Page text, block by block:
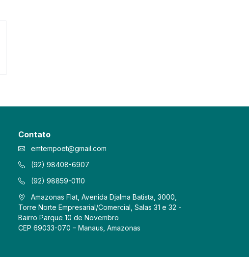
Contato
emtempoet@gmail.com
(92) 98408-6907
(92) 98859-0110
Amazonas Flat, Avenida Djalma Batista, 3000,
Torre Norte Empresarial/Comercial, Salas 31 e 32 -
Bairro Parque 10 de Novembro
CEP 69033-070 – Manaus, Amazonas